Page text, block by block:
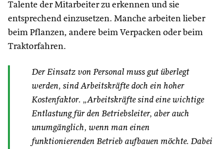
Talente der Mitarbeiter zu erkennen und sie
entsprechend einzusetzen. Manche arbeiten lieber
beim Pflanzen, andere beim Verpacken oder beim
Traktorfahren.
Der Einsatz von Personal muss gut überlegt
werden, sind Arbeitskräfte doch ein hoher
Kostenfaktor. „Arbeitskräfte sind eine wichtige
Entlastung für den Betriebsleiter, aber auch
unumgänglich, wenn man einen
funktionierenden Betrieb aufbauen möchte. Dabei